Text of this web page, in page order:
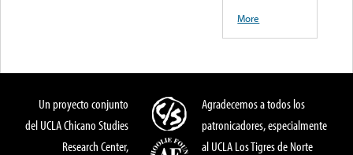
More
Un proyecto conjunto
del UCLA Chicano Studies
Research Center,
Agradecemos a todos los
patronicadores, especialmente
al UCLA Los Tigres de Norte